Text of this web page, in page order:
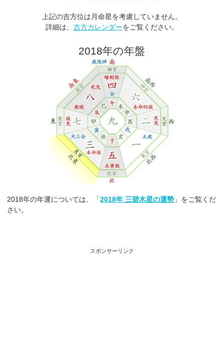
上記の吉方位は月命星を考慮していません。
詳細は、 吉方カレンダーをご覧ください。
2018年の年盤
2018年の年運については、「2018年 三碧木星の運勢 」をご覧くだ
さい。
スポンサーリンク